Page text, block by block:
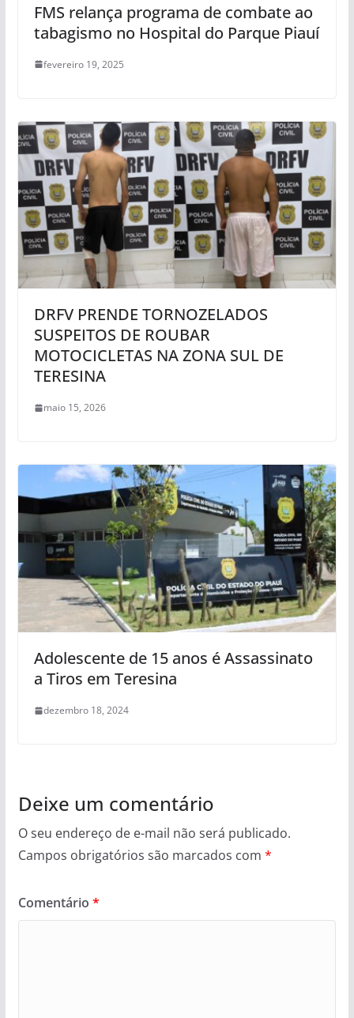
FMS relança programa de combate ao
tabagismo no Hospital do Parque Piauí
fevereiro 19, 2025
DRFV PRENDE TORNOZELADOS
SUSPEITOS DE ROUBAR
MOTOCICLETAS NA ZONA SUL DE
TERESINA
maio 15, 2026
Adolescente de 15 anos é Assassinato
a Tiros em Teresina
dezembro 18, 2024
Deixe um comentário
O seu endereço de e-mail não será publicado.
Campos obrigatórios são marcados com *
Comentário *